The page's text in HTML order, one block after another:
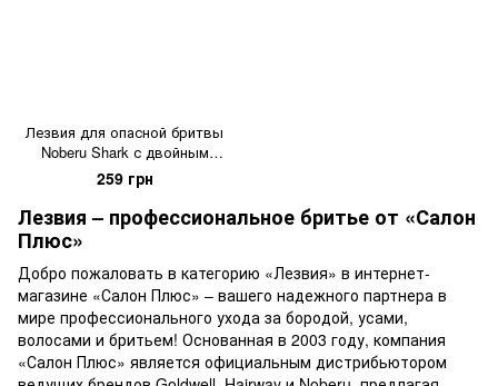
Лезвия для опасной бритвы
Noberu Shark с двойным
краем 1=5
259 грн
Лезвия – профессиональное бритье от «Салон
Плюс»
Добро пожаловать в категорию «Лезвия» в интернет-
магазине «Салон Плюс» – вашего надежного партнера в
мире профессионального ухода за бородой, усами,
волосами и бритьем! Основанная в 2003 году, компания
«Салон Плюс» является официальным дистрибьютором